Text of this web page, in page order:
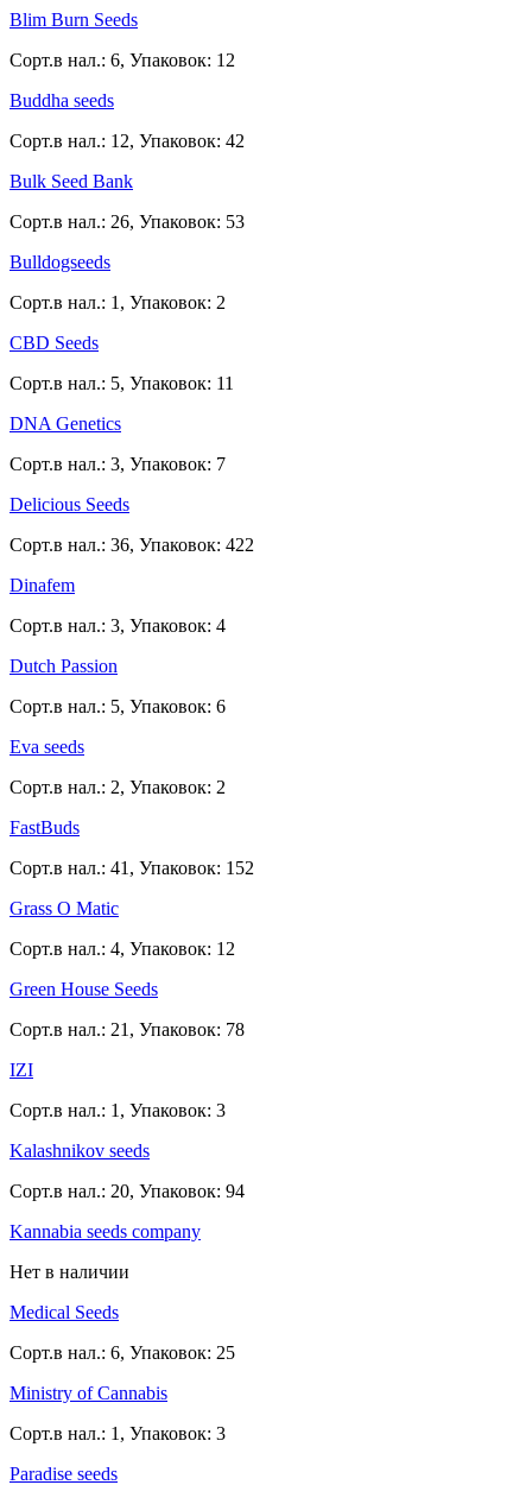
Blim Burn Seeds
Сорт.в нал.: 6, Упаковок: 12
Buddha seeds
Сорт.в нал.: 12, Упаковок: 42
Bulk Seed Bank
Сорт.в нал.: 26, Упаковок: 53
Bulldogseeds
Сорт.в нал.: 1, Упаковок: 2
CBD Seeds
Сорт.в нал.: 5, Упаковок: 11
DNA Genetics
Сорт.в нал.: 3, Упаковок: 7
Delicious Seeds
Сорт.в нал.: 36, Упаковок: 422
Dinafem
Сорт.в нал.: 3, Упаковок: 4
Dutch Passion
Сорт.в нал.: 5, Упаковок: 6
Eva seeds
Сорт.в нал.: 2, Упаковок: 2
FastBuds
Сорт.в нал.: 41, Упаковок: 152
Grass O Matic
Сорт.в нал.: 4, Упаковок: 12
Green House Seeds
Сорт.в нал.: 21, Упаковок: 78
IZI
Сорт.в нал.: 1, Упаковок: 3
Kalashnikov seeds
Сорт.в нал.: 20, Упаковок: 94
Kannabia seeds company
Нет в наличии
Medical Seeds
Сорт.в нал.: 6, Упаковок: 25
Ministry of Cannabis
Сорт.в нал.: 1, Упаковок: 3
Paradise seeds